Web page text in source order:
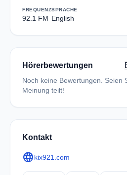
FREQUENZ
92.1 FM
SPRACHE
English
Hörerbewertungen
Noch keine Bewertungen. Seien
Meinung teilt!
Kontakt
languagekix921.com